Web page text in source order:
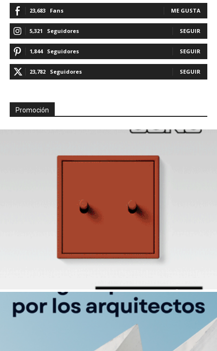
23,683 Fans ME GUSTA
5,321 Seguidores SEGUIR
1,844 Seguidores SEGUIR
23,782 Seguidores SEGUIR
Promoción